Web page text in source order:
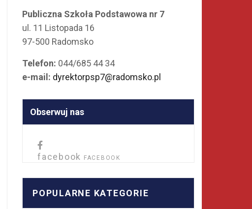
Publiczna Szkoła Podstawowa nr 7
ul. 11 Listopada 16
97-500 Radomsko
Telefon: 044/685 44 34
e-mail: dyrektorpsp7@radomsko.pl
Obserwuj nas
facebook FACEBOOK
POPULARNE KATEGORIE